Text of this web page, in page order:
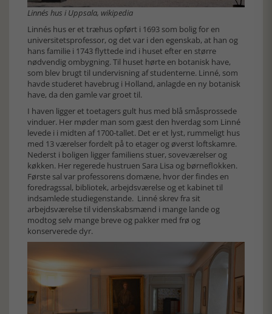
Linnés hus i Uppsala, wikipedia
Linnés hus er et træhus opført i 1693 som bolig for en
universitetsprofessor, og det var i den egenskab, at han og
hans familie i 1743 flyttede ind i huset efter en større
nødvendig ombygning. Til huset hørte en botanisk have,
som blev brugt til undervisning af studenterne. Linné, som
havde studeret havebrug i Holland, anlagde en ny botanisk
have, da den gamle var groet til.
I haven ligger et toetagers gult hus med blå småsprossede
vinduer. Her møder man som gæst den hverdag som Linné
levede i i midten af 1700-tallet. Det er et lyst, rummeligt hus
med 13 værelser fordelt på to etager og øverst loftskamre.
Nederst i boligen ligger familiens stuer, soveværelser og
køkken. Her regerede hustruen Sara Lisa og børneflokken.
Første sal var professorens domæne, hvor der findes en
foredragssal, bibliotek, arbejdsværelse og et kabinet til
indsamlede studiegenstande. Linné skrev fra sit
arbejdsværelse til videnskabsmænd i mange lande og
modtog selv mange breve og pakker med frø og
konserverede dyr.